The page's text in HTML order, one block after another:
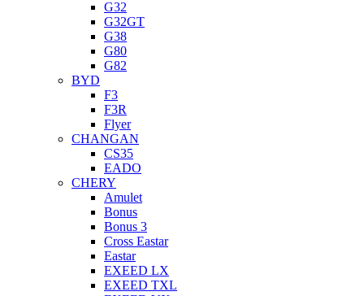
G32
G32GT
G38
G80
G82
BYD
F3
F3R
Flyer
CHANGAN
CS35
EADO
CHERY
Amulet
Bonus
Bonus 3
Cross Eastar
Eastar
EXEED LX
EXEED TXL